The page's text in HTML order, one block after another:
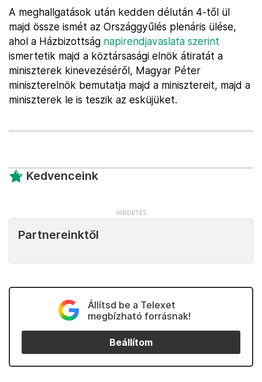
A meghallgatások után kedden délután 4-től ül
majd össze ismét az Országgyűlés plenáris ülése,
ahol a Házbizottság napirendjavaslata szerint
ismertetik majd a köztársasági elnök átiratát a
miniszterek kinevezéséről, Magyar Péter
miniszterelnök bemutatja majd a minisztereit, majd a
miniszterek le is teszik az esküjüket.
Kedvenceink
Partnereinktől
Állítsd be a Telexet
megbízható forrásnak!
Beállítom